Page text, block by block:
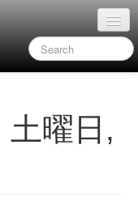
土曜日,